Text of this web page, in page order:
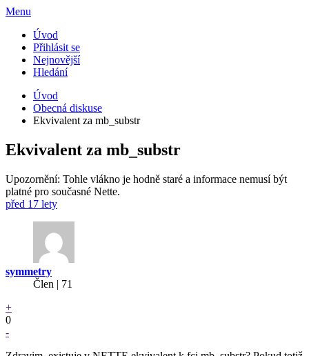
Menu
Úvod
Přihlásit se
Nejnovější
Hledání
Úvod
Obecná diskuse
Ekvivalent za mb_substr
Ekvivalent za mb_substr
Upozornění: Tohle vlákno je hodně staré a informace nemusí být
platné pro současné Nette.
před 17 lety
symmetry
Člen | 71
+
0
-